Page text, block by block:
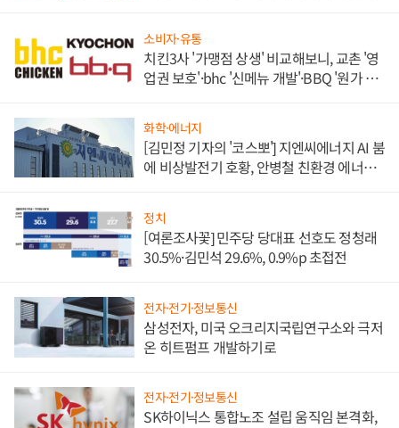
소비자·유통
치킨3사 '가맹점 상생' 비교해보니, 교촌 '영
업권 보호'·bhc '신메뉴 개발'·BBQ '원가 부
화학·에너지
[김민정 기자의 '코스뽀'] 지엔씨에너지 AI 붐
에 비상발전기 호황, 안병철 친환경 에너지
정치
[여론조사꽃] 민주당 당대표 선호도 정청래
30.5%·김민석 29.6%, 0.9%p 초접전
전자·전기·정보통신
삼성전자, 미국 오크리지국립연구소와 극저
온 히트펌프 개발하기로
전자·전기·정보통신
SK하이닉스 통합노조 설립 움직임 본격화,